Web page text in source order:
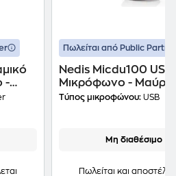
-
Πωλείται από Public
Nedis Micdu100 USB
Μικρόφωνο - Μαύρο
Τύπος μικροφώνου: USB
Μη διαθέσιμο
Πωλείται και